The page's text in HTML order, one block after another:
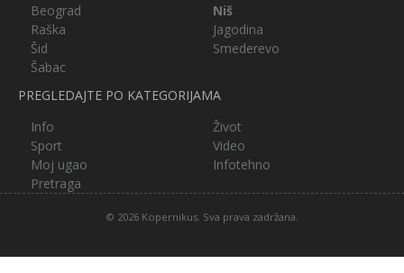
Beograd
Niš
Raška
Jagodina
Šid
Smederevo
Šabac
PREGLEDAJTE PO KATEGORIJAMA
Info
Život
Sport
Video
Moj ugao
Infotehno
Pretraga
© 2026 Kopernikus. Sva prava zadržana.